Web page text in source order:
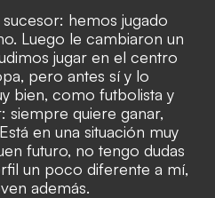
hemos jugado
Luego le cambiaron un
jugar en el centro
pero antes sí y lo
bien, como futbolista y
siempre quiere ganar,
en una situación muy
futuro, no tengo dudas
un poco diferente a mí,
además.